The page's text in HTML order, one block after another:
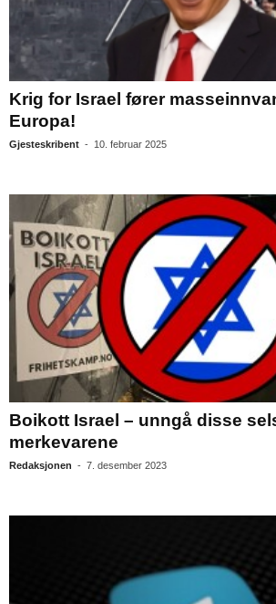
Krig for Israel fører
Europa!
Gjesteskribent - 10. februar 2025
Boikott Israel – unngå disse
merkevarene
Redaksjonen - 7. desember 2023